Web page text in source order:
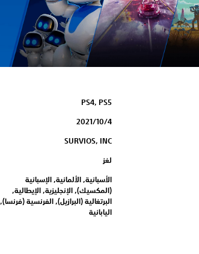
PS4, PS5
4‏/10‏/2021
SURVIOS, INC
لغز
الأسبانية, الألمانية, الإسبانية
(المكسيك), الإنجليزية, الإيطالية,
البرتغالية (البرازيل), الفرنسية (فرنسا),
اليابانية